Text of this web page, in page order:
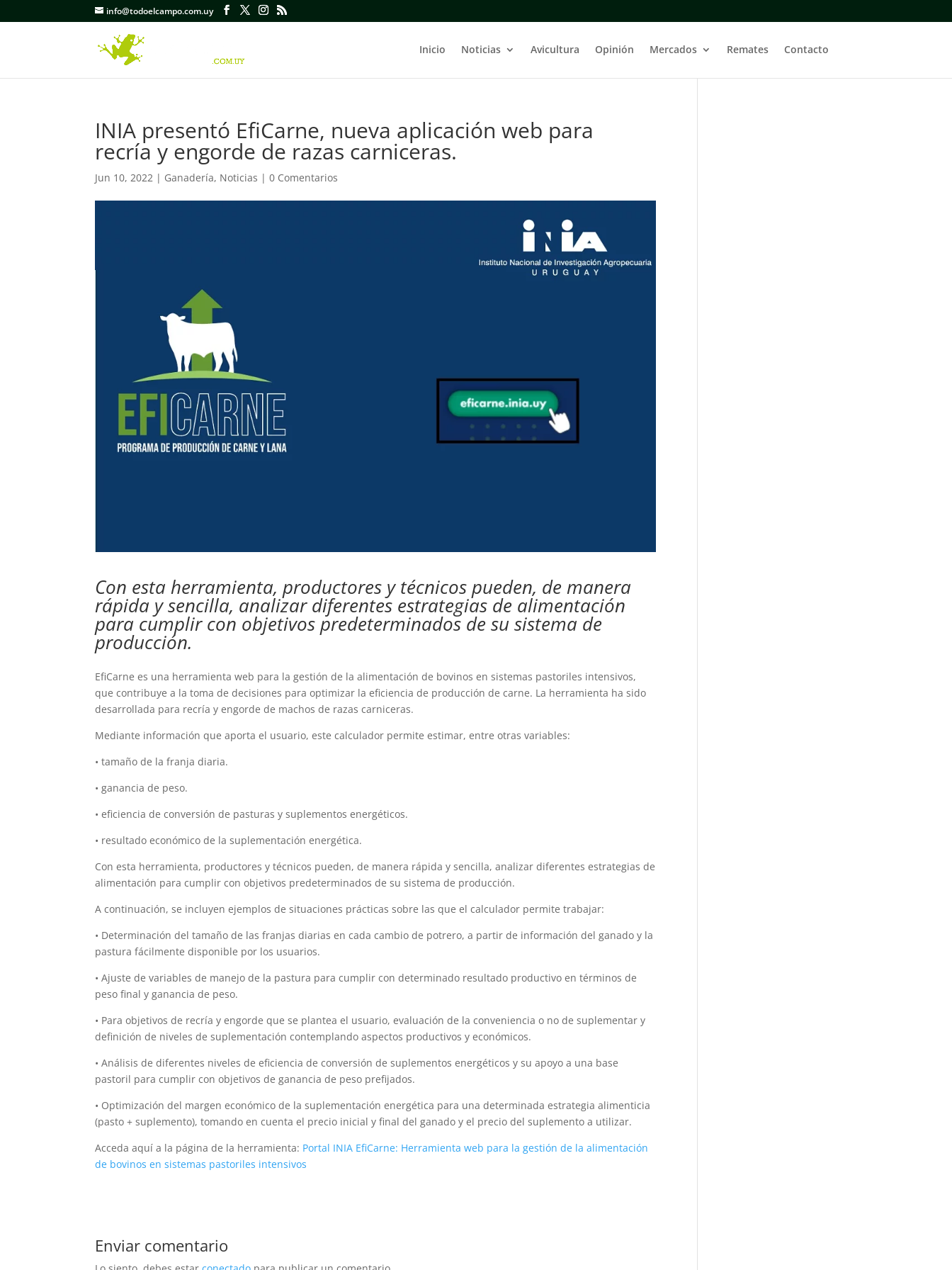
info@todoelcampo.com.uy
Inicio Noticias Avicultura Opinión Mercados Remates Contacto
INIA presentó EfiCarne, nueva aplicación web para
recría y engorde de razas carniceras.
Jun 10, 2022 | Ganadería, Noticias |0 Comentarios
Con esta herramienta, productores y técnicos pueden, de manera
rápida y sencilla, analizar diferentes estrategias de alimentación
para cumplir con objetivos predeterminados de su sistema de
producción.
EfiCarne es una herramienta web para la gestión de la alimentación de bovinos en sistemas pastoriles intensivos,
que contribuye a la toma de decisiones para optimizar la eficiencia de producción de carne. La herramienta ha sido
desarrollada para recría y engorde de machos de razas carniceras.
Mediante información que aporta el usuario, este calculador permite estimar, entre otras variables:
• tamaño de la franja diaria.
• ganancia de peso.
• eficiencia de conversión de pasturas y suplementos energéticos.
• resultado económico de la suplementación energética.
Con esta herramienta, productores y técnicos pueden, de manera rápida y sencilla, analizar diferentes estrategias de
alimentación para cumplir con objetivos predeterminados de su sistema de producción.
A continuación, se incluyen ejemplos de situaciones prácticas sobre las que el calculador permite trabajar:
• Determinación del tamaño de las franjas diarias en cada cambio de potrero, a partir de información del ganado y la
pastura fácilmente disponible por los usuarios.
• Ajuste de variables de manejo de la pastura para cumplir con determinado resultado productivo en términos de
peso final y ganancia de peso.
• Para objetivos de recría y engorde que se plantea el usuario, evaluación de la conveniencia o no de suplementar y
definición de niveles de suplementación contemplando aspectos productivos y económicos.
• Análisis de diferentes niveles de eficiencia de conversión de suplementos energéticos y su apoyo a una base
pastoril para cumplir con objetivos de ganancia de peso prefijados.
• Optimización del margen económico de la suplementación energética para una determinada estrategia alimenticia
(pasto + suplemento), tomando en cuenta el precio inicial y final del ganado y el precio del suplemento a utilizar.
Acceda aquí a la página de la herramienta: Portal INIA EfiCarne: Herramienta web para la gestión de la alimentación
de bovinos en sistemas pastoriles intensivos
Enviar comentario